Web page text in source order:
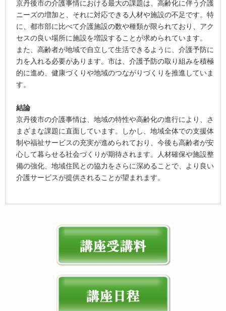
京丹後市の介護事情における最大の課題は、高齢化に伴う介護
ニーズの増加と、それに対応できる人材や施設の不足です。特
に、都市部に比べて介護施設の数や種類が限られており、アク
セスの良い場所に施設を増設することが求められています。
また、高齢者が地域で自立して生活できるように、介護予防に
力を入れる必要があります。市は、介護予防の取り組みを積極
的に進め、健康づくりや地域のつながりづくりを推進していま
す。
結論
京丹後市の介護事情は、地域の特性や高齢化の進行により、さ
まざまな課題に直面しています。しかし、地域全体での支援体
制や福祉サービスの充実が進められており、今後も高齢者が安
心して暮らせる社会づくりが期待されます。人材確保や施設整
備の強化、地域住民との協力をさらに深めることで、より良い
介護サービスが提供されることが望まれます。